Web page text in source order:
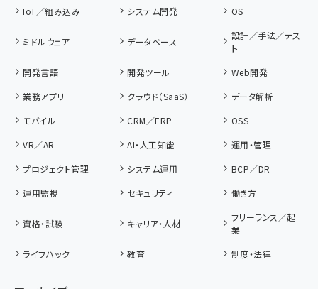
IoT／組み込み
システム開発 OS
ミドルウェア データベース
設計／手法／テス
ト
開発言語
開発ツール
Web開発
業務アプリ
クラウド（SaaS）
データ解析
モバイル
CRM／ERP
OSS
VR／AR
AI・人工知能
運用・管理
プロジェクト管理
システム運用
BCP／DR
運用監視
セキュリティ 働き方
資格・試験 キャリア・人材
フリーランス／起
業
ライフハック
教育 制度・法律